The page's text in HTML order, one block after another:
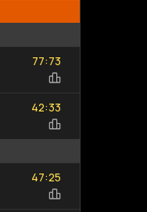
77
77:
73
73
42:33
47
47:
25
25